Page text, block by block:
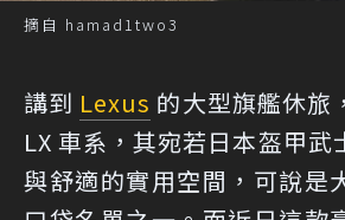
摘自 hamad1two3
講到 Lexus 的大型旗艦休旅
LX 車系，其宛若日本盔甲武
與舒適的實用空間，可說是